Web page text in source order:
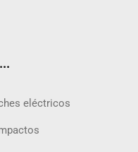
eléctricos